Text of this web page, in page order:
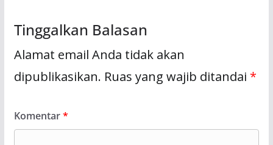
Tinggalkan Balasan
Alamat email Anda tidak akan
dipublikasikan. Ruas yang wajib ditandai *
Komentar*